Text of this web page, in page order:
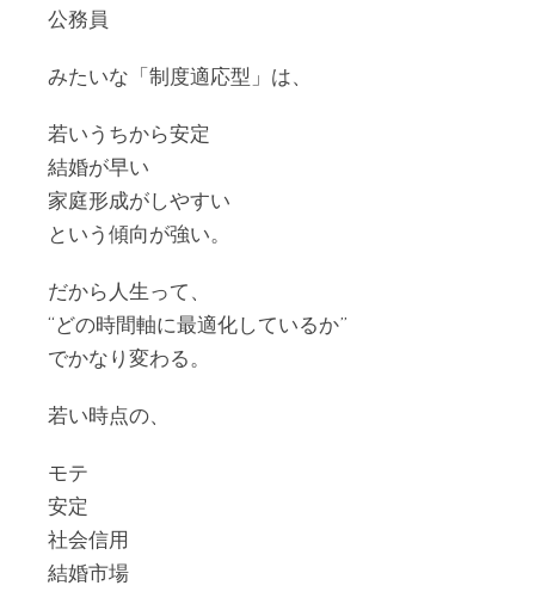
公務員
みたいな「制度適応型」は、
若いうちから安定
結婚が早い
家庭形成がしやすい
という傾向が強い。
だから人生って、
“どの時間軸に最適化しているか”
でかなり変わる。
若い時点の、
モテ
安定
社会信用
結婚市場